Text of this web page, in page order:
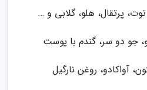
پرتقال، هلو، گلابی و …
جو دو سر، گندم با پوست
آواکادو، روغن نارگیل